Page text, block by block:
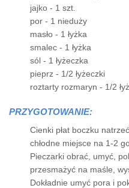
jajko - 1 szt.
por - 1 nieduży
masło - 1 łyżka
smalec - 1 łyżka
sól - 1 łyżeczka
pieprz - 1/2 łyżeczki
roztarty rozmaryn - 1/2
PRZYGOTOWANIE:
Cienki płat boczku
chłodne miejsce na 1-2
Pieczarki obrać, umyć,
przesmażyć na maśle,
Dokładnie umyć pora i